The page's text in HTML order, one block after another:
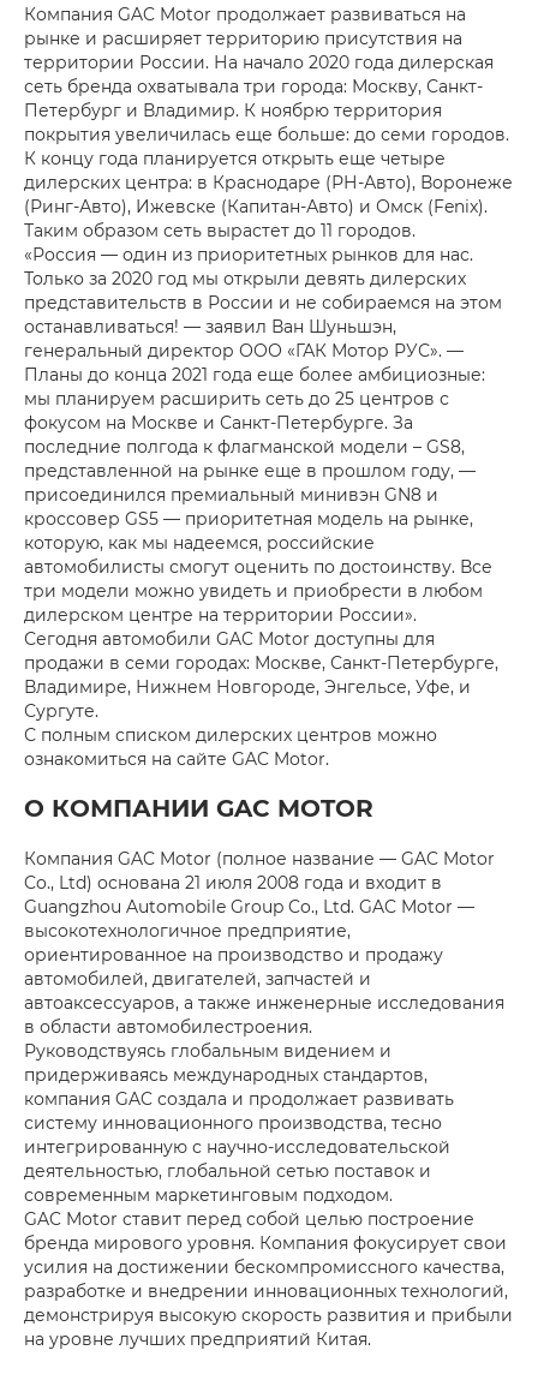
Компания GAC Motor продолжает развиваться на
рынке и расширяет территорию присутствия на
территории России. На начало 2020 года дилерская
сеть бренда охватывала три города: Москву, Санкт-
Петербург и Владимир. К ноябрю территория
покрытия увеличилась еще больше: до семи городов.
К концу года планируется открыть еще четыре
дилерских центра: в Краснодаре (РН-Авто), Воронеже
(Ринг-Авто), Ижевске (Капитан-Авто) и Омск (Fenix).
Таким образом сеть вырастет до 11 городов.
«Россия — один из приоритетных рынков для нас.
Только за 2020 год мы открыли девять дилерских
представительств в России и не собираемся на этом
останавливаться! — заявил Ван Шуньшэн,
генеральный директор ООО «ГАК Мотор РУС». —
Планы до конца 2021 года еще более амбициозные:
мы планируем расширить сеть до 25 центров с
фокусом на Москве и Санкт-Петербурге. За
последние полгода к флагманской модели – GS8,
представленной на рынке еще в прошлом году, —
присоединился премиальный минивэн GN8 и
кроссовер GS5 — приоритетная модель на рынке,
которую, как мы надеемся, российские
автомобилисты смогут оценить по достоинству. Все
три модели можно увидеть и приобрести в любом
дилерском центре на территории России».
Сегодня автомобили GAC Motor доступны для
продажи в семи городах: Москве, Санкт-Петербурге,
Владимире, Нижнем Новгороде, Энгельсе, Уфе, и
Сургуте.
С полным списком дилерских центров можно
ознакомиться на сайте GAC Motor.
О КОМПАНИИ GAC MOTOR
Компания GAC Motor (полное название — GAC Motor
Co., Ltd) основана 21 июля 2008 года и входит в
Guangzhou Automobile Group Co., Ltd. GAC Motor —
высокотехнологичное предприятие,
ориентированное на производство и продажу
автомобилей, двигателей, запчастей и
автоаксессуаров, а также инженерные исследования
в области автомобилестроения.
Руководствуясь глобальным видением и
придерживаясь международных стандартов,
компания GAC создала и продолжает развивать
систему инновационного производства, тесно
интегрированную с научно-исследовательской
деятельностью, глобальной сетью поставок и
современным маркетинговым подходом.
GAC Motor ставит перед собой целью построение
бренда мирового уровня. Компания фокусирует свои
усилия на достижении бескомпромиссного качества,
разработке и внедрении инновационных технологий,
демонстрируя высокую скорость развития и прибыли
на уровне лучших предприятий Китая.